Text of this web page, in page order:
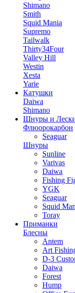
Shimano
Smith
Squid Mania
Supremo
Tailwalk
Thirty34Four
Valley Hill
Westin
Xesta
Yarie
Катушки
Daiwa
Shimano
Шнуры и
Флюорокарбон
Seaguar
Шнуры
Sunline
Varivas
Daiwa
Fishing
YGK
Seaguar
Squid
Toray
Приманки
Блесны
Antem
Art
D-3
Daiwa
Forest
Hump